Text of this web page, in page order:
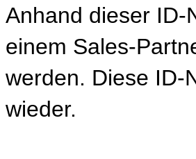
Anhand dieser ID-
einem Sales-
werden. Diese ID-
wieder.